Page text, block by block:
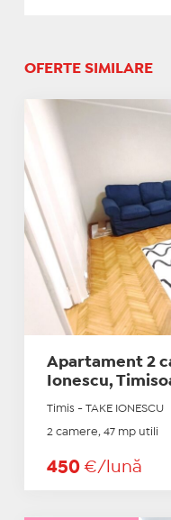
OFERTE SIMILARE
Apartament 2
Ionescu,
Timis - TAKE IONESCU
2 camere, 47 mp utili
450 €/lună